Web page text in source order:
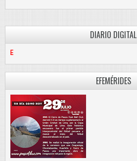
DIARIO DIGITAL
EFEMÉRIDES